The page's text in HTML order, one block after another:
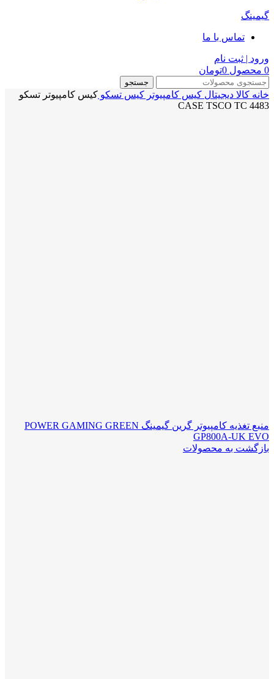
گیمینگ
تماس با ما
ورود | ثبت نام
0 محصول 0تومان
جستجو
خانه کالا دیجیتال کیس کامپیوتر کیس تسکو کیس کامپیوتر تسکو
CASE TSCO TC 4483
منبع تغذیه کامپیوتر گرین گیمینگ POWER GAMING GREEN
GP800A-UK EVO
بازگشت به محصولات